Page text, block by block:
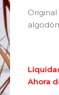
Ahora